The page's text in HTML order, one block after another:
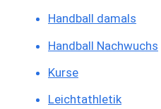
Handball damals
Handball Nachwuchs
Kurse
Leichtathletik